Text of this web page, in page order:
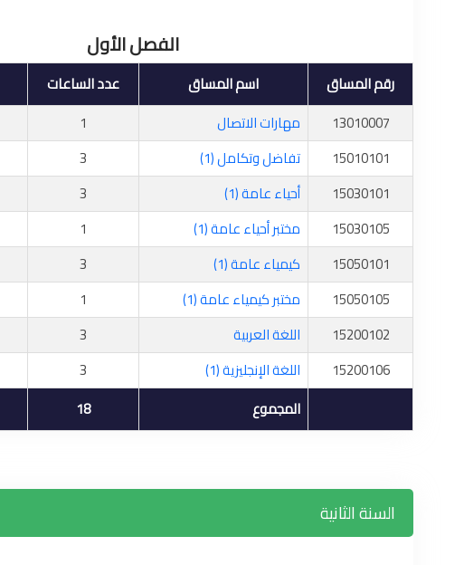
الفصل الأول
رقم المساق اسم المساق عدد الساعات
13010007
مهارات الاتصال
1
15010101
تفاضل وتكامل (1)
3
15030101
أحياء عامة (1)
3
15030105
مختبر أحياء عامة (1) 1
15050101
كيمياء عامة (1)
3
15050105
مختبر كيمياء عامة (1) 1
15200102
اللغة العربية
3
15200106
اللغة الإنجليزية (1) 3
المجموع
18
السنة الثانية